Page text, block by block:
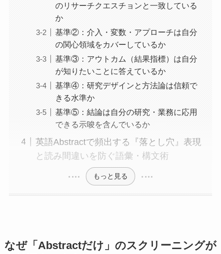
のリサーチクエスチョンと一致している
か
基準②：介入・変数・アプローチは自分
の関心領域をカバーしているか
基準③：アウトカム（結果指標）は自分
が知りたいことに答えているか
基準④：研究デザインと方法論は信頼で
きる水準か
基準⑤：結論は自分の研究・業務に応用
できる示唆を含んでいるか
英語Abstractで頻出する『落とし穴』表現
と読み間違いを防ぐ語彙・構文術
もっと見る
なぜ「Abstractだけ」のスクリーニングが